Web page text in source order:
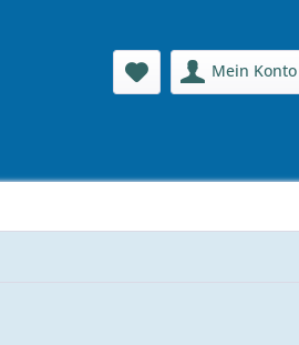
Mein Konto